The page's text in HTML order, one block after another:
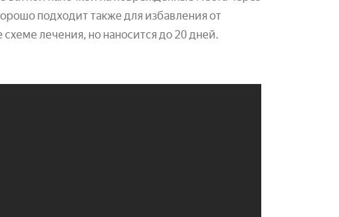
подходит также для избавления от
лечения, но наносится до 20 дней.